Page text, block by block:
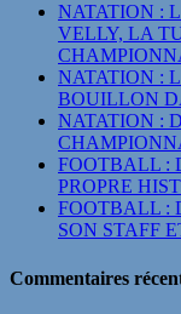
NATATION :
VELLY, LA
NATATION :
BOUILLON
NATATION :
FOOTBALL :
PROPRE
FOOTBALL :
SON STAFF
Commentaires